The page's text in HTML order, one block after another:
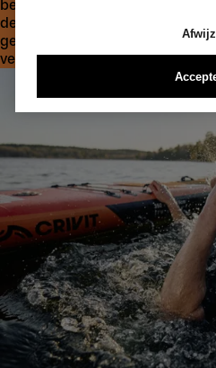
begon met de diagnose van
de controle te verliezen werd
geen optie meer. Hij moest nu
verwezenlijken.